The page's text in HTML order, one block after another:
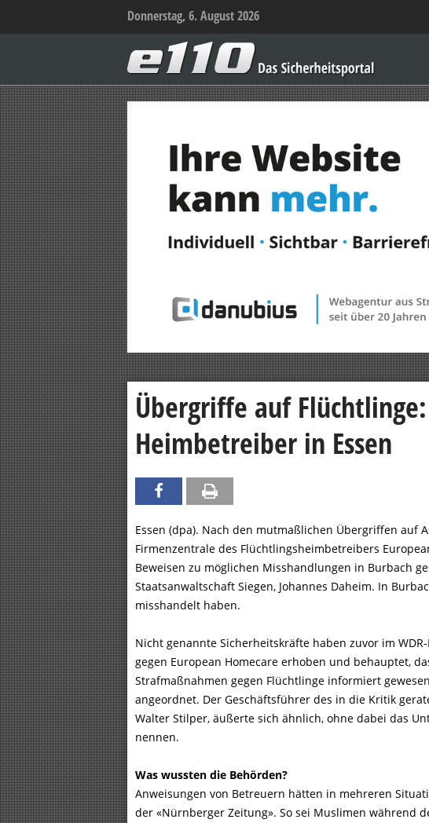
Donnerstag, 6. August 2026
–
Das
Sicherheitsportal
Übergriffe auf
Heimbetreiber in Essen
Essen (dpa). Nach den mutmaßlichen Übergriffen auf
Firmenzentrale des Flüchtlingsheimbetreibers
Beweisen zu möglichen Misshandlungen in Burbach
Staatsanwaltschaft Siegen, Johannes Daheim. In
misshandelt haben.
Nicht genannte Sicherheitskräfte haben zuvor im
gegen European Homecare erhoben und behauptet,
Strafmaßnahmen gegen Flüchtlinge informiert
angeordnet. Der Geschäftsführer des in die Kritik
Walter Stilper, äußerte sich ähnlich, ohne dabei das
nennen.
Was wussten die Behörden?
Anweisungen von Betreuern hätten in mehreren
der «Nürnberger Zeitung». So sei Muslimen während